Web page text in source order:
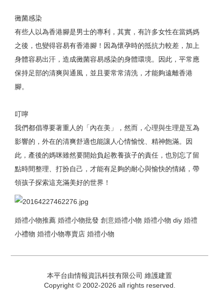
黴菌感染
有些人以為香港腳是男士的專利，其實，有許多女性在當媽媽
之後，也變得容易有香港腳！因為懷孕時的抵抗力較差，加上
身體容易出汗，造成黴菌容易感染的身體環境。因此，平常應
保持足部的清爽與通風，並且要常常清洗，才能夠遠離香港
腳。
叮嚀
我們都倡導要著重人的「內在美」，然而，心理與生理是互為
影響的，外在的清爽舒適也能讓人心情愉悅、精神飽滿。因
此，產後的媽咪雖然要開始負起教養孩子的責任，也別忘了留
點時間整理、打扮自己，才能有足夠的耐心與愉快的情緒，帶
領孩子探索這充滿美好的世界！
婚禮小物推薦 婚禮小物批發 創意婚禮小物 婚禮小物 diy 婚禮
小禮物 婚禮小物專賣店 婚禮小物
本平台由情報資訊科技有限公司 維護建置
Copyright © 2002-2026 all rights reserved.